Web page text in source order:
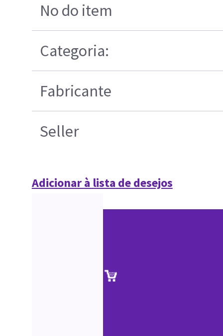
No do item
Categoria:
Fabricante
Seller
Adicionar à lista de desejos